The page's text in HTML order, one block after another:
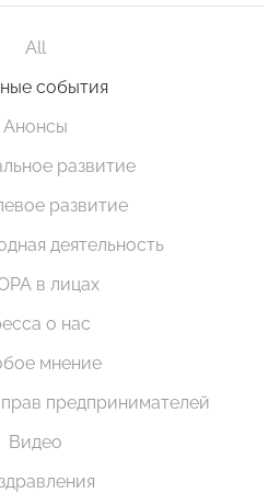
All
события
Анонсы
развитие
развитие
деятельность
в лицах
о нас
мнение
предпринимателей
Видео